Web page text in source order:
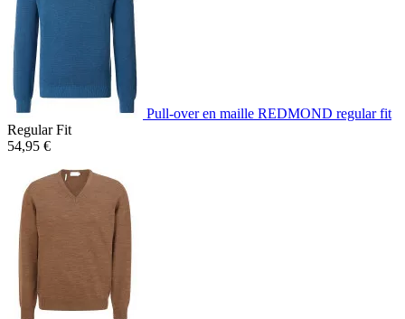
Pull-over en maille REDMOND regular fit
Regular Fit
54,95 €